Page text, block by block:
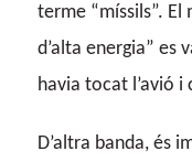
terme “míssils”.
d’alta energia” es
havia tocat l’avió i
D’altra banda, és